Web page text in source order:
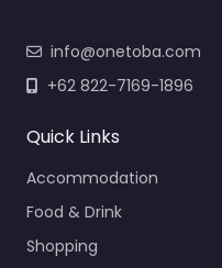
info@onetoba.com
+62 822-7169-1896
Quick Links
Accommodation
Food & Drink
Shopping